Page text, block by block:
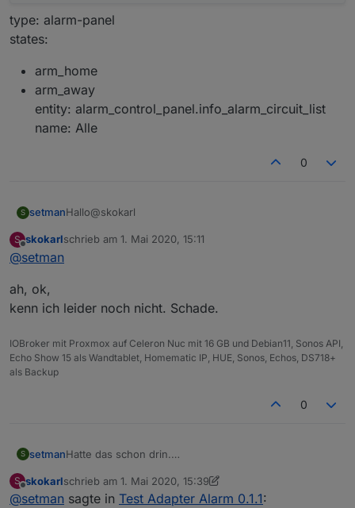
type: alarm-panel
states:
arm_home
arm_away
entity: alarm_control_panel.info_alarm_circuit_list
name: Alle
0
S setmanHallo@skokarl
Hab es mit Lovelace-Ui erstellt.
entity: alarm_control_panel.info_alarm_circuit_list
S
Offline
skokarlschrieb am 1. Mai 2020, 15:11
zuletzt editiert von
@setman
ah, ok,
kenn ich leider noch nicht. Schade.
IOBroker mit Proxmox auf Celeron Nuc mit 16 GB und Debian11, Sonos API,
Echo Show 15 als Wandtablet, Homematic IP, HUE, Sonos, Echos, DS718+
als Backup
0
S setmanHatte das schon drin.
S
Offline
skokarlschrieb am 1. Mai 2020, 15:39
zuletzt editiert von skokarl5. Jan. 2020, 17:44
@setman sagte in Test Adapter Alarm 0.1.1: